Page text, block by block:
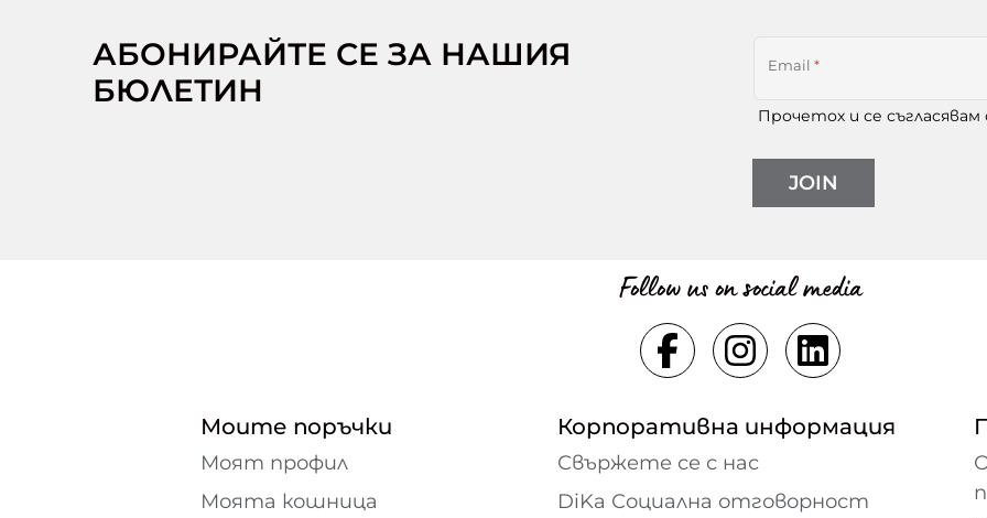
АБОНИРАЙТЕ СЕ ЗА НАШИЯ
БЮЛЕТИН
Email *
Прочетох и се съгласявам
JOIN
Follow us on social media
Моите поръчки
Моят профил
Моята кошница
Корпоративна информация
Свържете се с нас
DiKa Социална отговорност